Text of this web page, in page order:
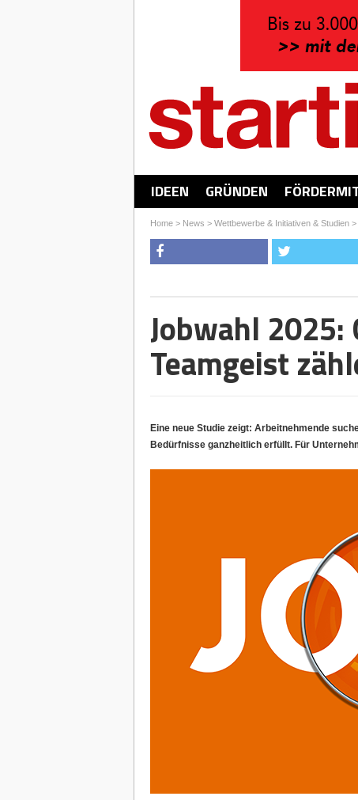
IDEEN GRÜNDEN
Home> News > Wettbewerbe & Initiativen & Studien>
Jobwahl 2025:
Teamgeist
Eine neue Studie zeigt: Arbeitnehmende
Bedürfnisse ganzheitlich erfüllt. Für